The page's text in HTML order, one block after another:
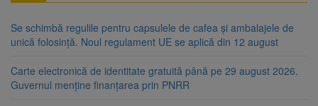
Se schimbă regulile pentru capsulele de cafea și ambalajele de
unică folosință. Noul regulament UE se aplică din 12 august
Carte electronică de identitate gratuită până pe 29 august 2026.
Guvernul menține finanțarea prin PNRR